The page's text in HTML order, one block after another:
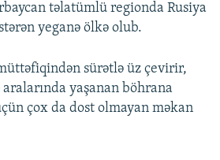
təlatümlü regionda Rusiya
yeganə ölkə olub.
sürətlə üz çevirir,
yaşanan böhrana
çox da dost olmayan məkan